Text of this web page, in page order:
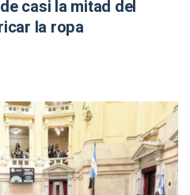
casi la mitad del
la ropa